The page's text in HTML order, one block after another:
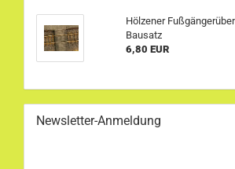
Hölzener
Bausatz
6,80 EUR
Newsletter-Anmeldung